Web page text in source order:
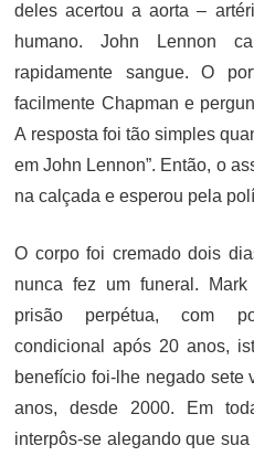
deles acertou a aorta –
humano. John Lennon
rapidamente sangue. O
facilmente Chapman e
A resposta foi tão simples
em John Lennon”. Então, o
na calçada e esperou pela
O corpo foi cremado dois
nunca fez um funeral.
prisão perpétua, com
condicional após 20 anos,
benefício foi-lhe negado sete
anos, desde 2000. Em
interpôs-se alegando que